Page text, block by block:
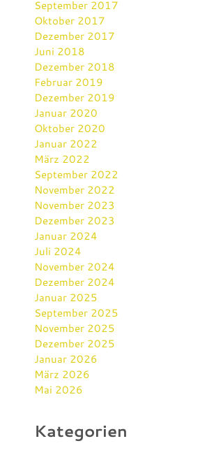
September 2017
Oktober 2017
Dezember 2017
Juni 2018
Dezember 2018
Februar 2019
Dezember 2019
Januar 2020
Oktober 2020
Januar 2022
März 2022
September 2022
November 2022
November 2023
Dezember 2023
Januar 2024
Juli 2024
November 2024
Dezember 2024
Januar 2025
September 2025
November 2025
Dezember 2025
Januar 2026
März 2026
Mai 2026
Kategorien